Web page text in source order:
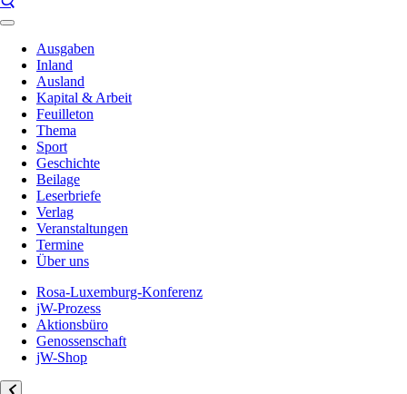
Ausgaben
Inland
Ausland
Kapital & Arbeit
Feuilleton
Thema
Sport
Geschichte
Beilage
Leserbriefe
Verlag
Veranstaltungen
Termine
Über uns
Rosa-Luxemburg-Konferenz
jW-Prozess
Aktionsbüro
Genossenschaft
jW-Shop